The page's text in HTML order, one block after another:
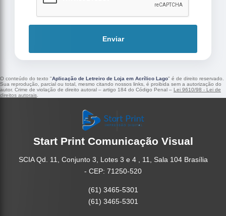
Enviar
O conteúdo do texto "Aplicação de Letreiro de Loja em Acrílico Lago" é de direito reservado.
Sua reprodução, parcial ou total, mesmo citando nossos links, é proibida sem a autorização do
autor. Crime de violação de direito autoral – artigo 184 do Código Penal – Lei 9610/98 - Lei de
direitos autorais
Start Print Comunicação Visual
SCIA Qd. 11, Conjunto 3, Lotes 3 e 4 , 11, Sala 104 Brasília
- CEP: 71250-520
(61) 3465-5301
(61) 3465-5301